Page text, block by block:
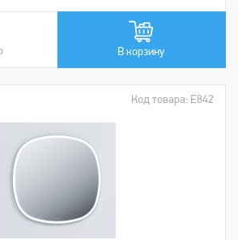
В корзину
Код товара: Е842